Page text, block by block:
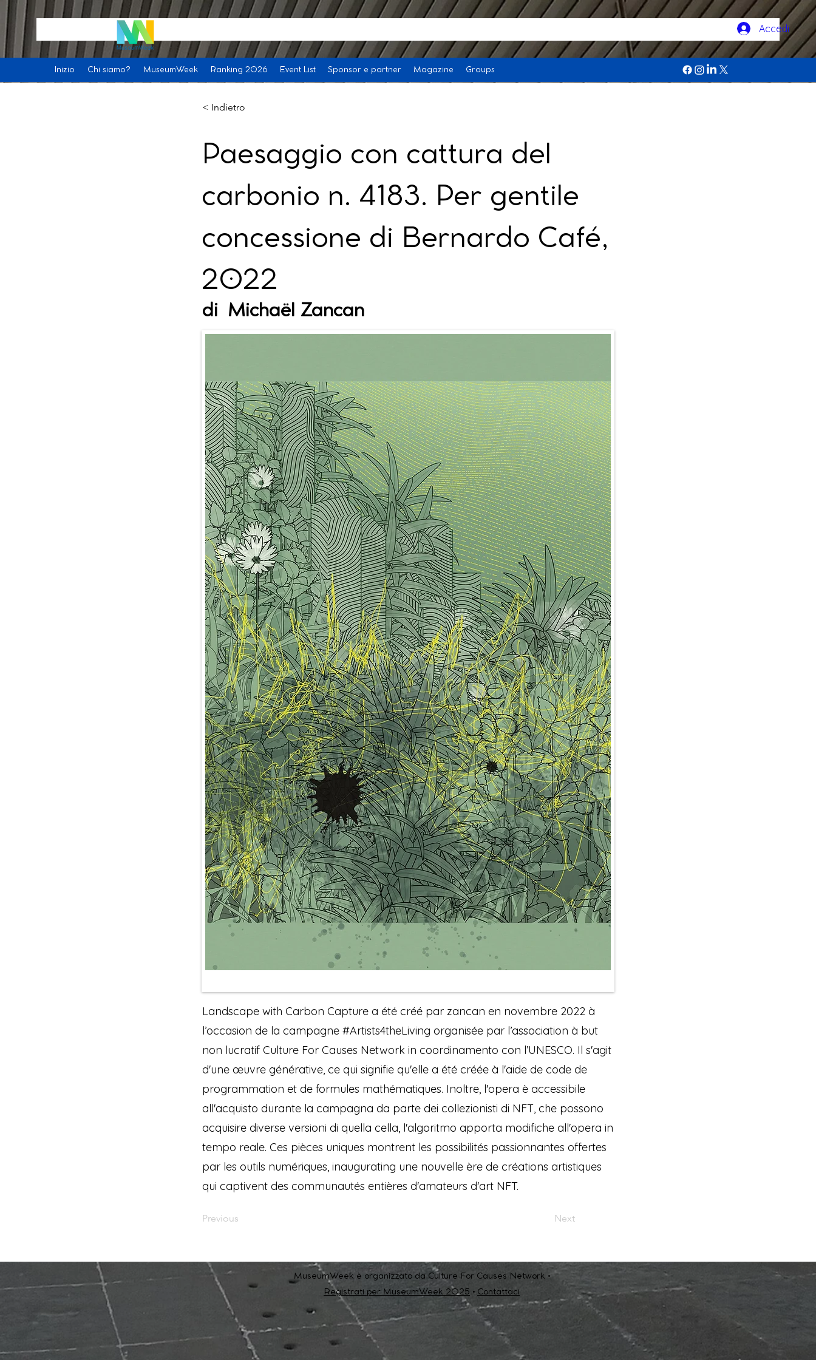
Accedi
Inizio Chi siamo? MuseumWeek Ranking 2026 Event List Sponsor e partner Magazine Groups
< Indietro
Paesaggio con cattura del
carbonio n. 4183. Per gentile
concessione di Bernardo Café,
2022
Michaël Zancan
di
Landscape with Carbon Capture a été créé par zancan en novembre 2022 à
l’occasion de la campagne #Artists4theLiving organisée par l’association à but
non lucratif Culture For Causes Network in coordinamento con l’UNESCO. Il s'agit
d'une œuvre générative, ce qui signifie qu'elle a été créée à l'aide de code de
programmation et de formules mathématiques. Inoltre, l'opera è accessibile
all'acquisto durante la campagna da parte dei collezionisti di NFT, che possono
acquisire diverse versioni di quella cella, l'algoritmo apporta modifiche all'opera in
tempo reale. Ces pièces uniques montrent les possibilités passionnantes offertes
par les outils numériques, inaugurating une nouvelle ère de créations artistiques
qui captivent des communautés entières d'amateurs d'art NFT.
Previous Next
MuseumWeek è organizzato da Culture For Causes Network •
Registrati per MuseumWeek 2025 • Contattaci